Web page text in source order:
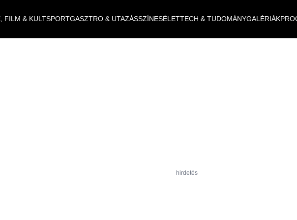
FILM & KULTSPORTGASZTRO & UTAZÁSSZÍNESÉLETTECH & TUDOMÁNYGALÉRIÁK
hirdetés